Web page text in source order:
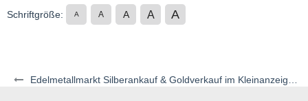
Schriftgröße: A A A A A